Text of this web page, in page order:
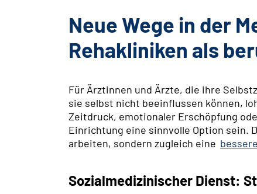
Neue Wege in der
Rehakliniken als
Für Ärztinnen und Ärzte, die ihre
sie selbst nicht beeinflussen können,
Zeitdruck, emotionaler Erschöpfung
Einrichtung eine sinnvolle Option sein.
arbeiten, sondern zugleich eine
Sozialmedizinischer Dienst: